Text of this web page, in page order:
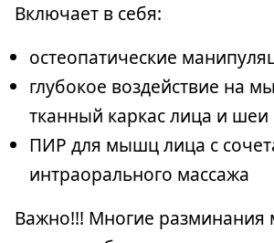
Включает в себя:
остеопатические
глубокое воздействие на
тканный каркас лица и шеи
ПИР для мышц лица с
интраорального массажа
Важно!!! Многие разминания